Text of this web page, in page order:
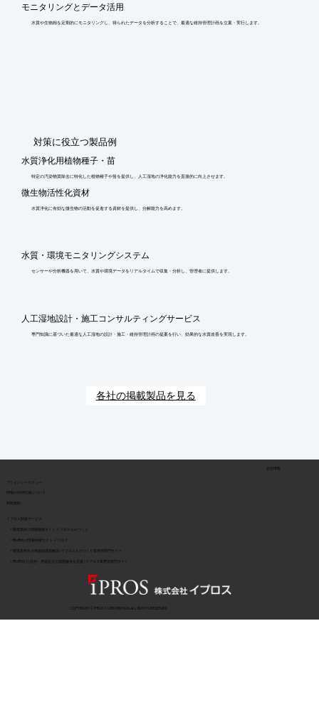
モニタリングとデータ活用
水質や生物相を定期的にモニタリングし、得られたデータを分析することで、最適な維持管理計画を立案・実行します。
​対策に役立つ製品例
水質浄化用植物種子・苗
特定の汚染物質除去に特化した植物種子や苗を提供し、人工湿地の浄化能力を直接的に向上させます。
微生物活性化資材
水質浄化に有効な微生物の活動を促進する資材を提供し、分解能力を高めます。
水質・環境モニタリングシステム
センサーや分析機器を用いて、水質や環境データをリアルタイムで収集・分析し、管理者に提供します。
人工湿地設計・施工コンサルティングサービス
専門知識に基づいた最適な人工湿地の設計・施工・維持管理計画の提案を行い、効果的な水質改善を実現します。
各社の掲載製品を見る
​情報の外部伝達について
会社情報
COPYRIGHT © IPROS CORPORATION ALL RIGHTS RESERVED
イプロス関連サービス
> 製造業向け情報検索サイト イプロスものづくり
> BtoB向け | 目的・用途起点で課題解決を支援 | イプロス業界別専門サイト
> BtoB向け情報検索サイト イプロス
> 製造業特化の用途別課題解決 | イプロスものづくり業界別専門サイト